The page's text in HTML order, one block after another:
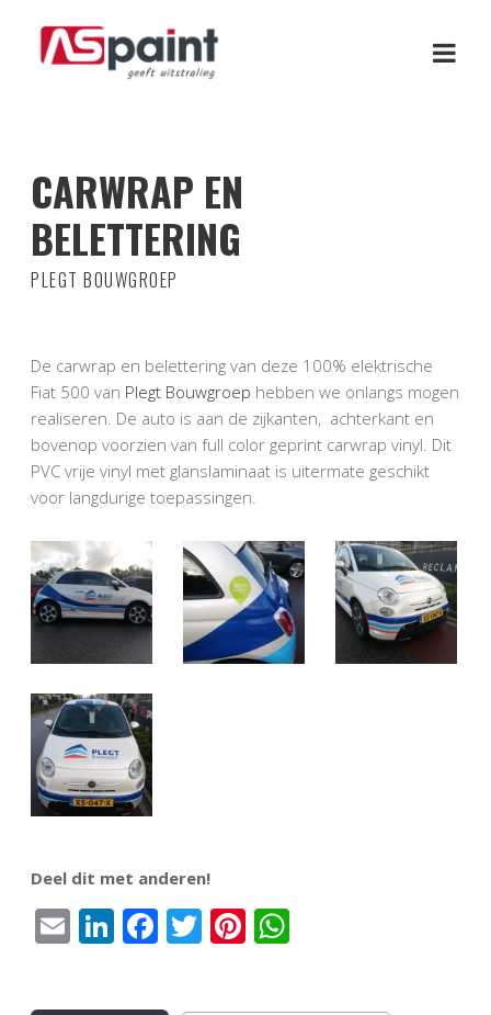
CARWRAP EN
BELETTERING
PLEGT BOUWGROEP
De carwrap en belettering van deze 100% elektrische
Fiat 500 van Plegt Bouwgroep hebben we onlangs mogen
realiseren. De auto is aan de zijkanten, achterkant en
bovenop voorzien van full color geprint carwrap vinyl. Dit
PVC vrije vinyl met glanslaminaat is uitermate geschikt
voor langdurige toepassingen.
Deel dit met anderen!
EmailLinkedIn
Facebook
TwitterPinterest